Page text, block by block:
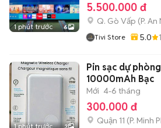
1 phút trước 6
5.500.000 đ
Q. Gò Vấp (P. An
Tivi Store 5.0
1 phút trước 3
Pin sạc dự
10000mAh Bạc
Mới 4-6 tháng
300.000 đ
Quận 11 (P. Minh